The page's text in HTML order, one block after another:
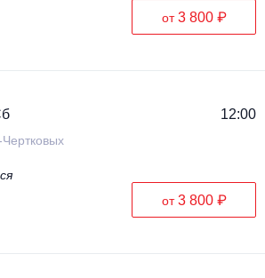
от3 800 ₽
12:00
от3 800 ₽